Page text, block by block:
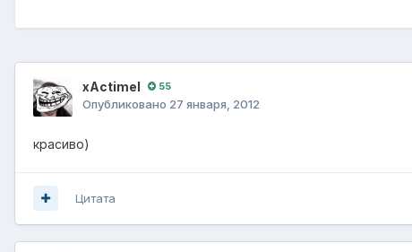
xActimel 55
Опубликовано 27 января, 2012
красиво)
Цитата